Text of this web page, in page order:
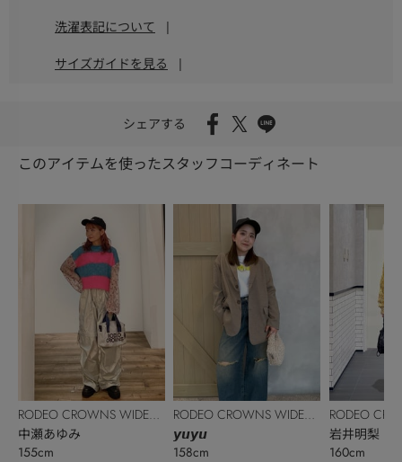
洗濯表記について |
サイズガイドを見る |
シェアする
このアイテムを使ったスタッフコーディネート
RODEO CROWNS WIDE
BOWL
中瀬あゆみ
155cm
RODEO CROWNS WIDE
BOWL
𝙮𝙪𝙮𝙪
158cm
RODEO
BOWL
岩井明梨
160cm